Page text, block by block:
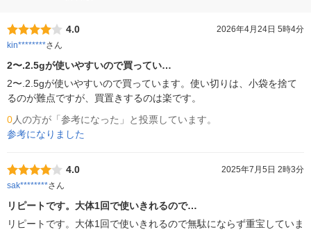
4.0
2026年4月24日 5時4分
kin********さん
2〜.2.5gが使いやすいので買ってい…
2〜.2.5gが使いやすいので買っています。使い切りは、小袋を捨て
るのが難点ですが、買置きするのは楽です。
0人の方が「参考になった」と投票しています。
参考になりました
4.0
2025年7月5日 2時3分
sak********さん
リピートです。大体1回で使いきれるので…
リピートです。大体1回で使いきれるので無駄にならず重宝していま